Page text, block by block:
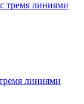
тремя линиями